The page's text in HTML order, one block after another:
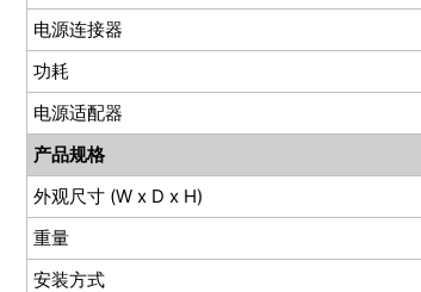
电源连接器
功耗
电源适配器
产品规格
外观尺寸 (W x D x H)
重量
安装方式